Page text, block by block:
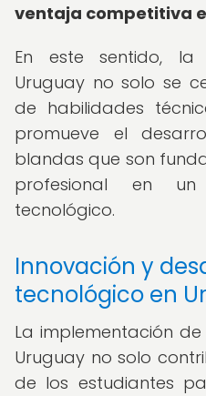
ventaja competitiva
En este sentido,
Uruguay no solo se
de habilidades
promueve el
blandas que son
profesional en
tecnológico.
Innovación y
tecnológico en
La implementación
Uruguay no solo
de los estudiantes